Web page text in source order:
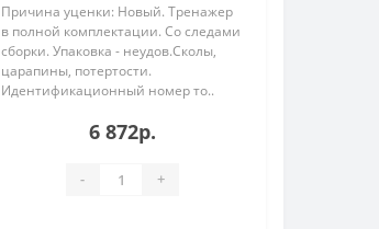
Причина уценки: Новый. Тренажер
в полной комплектации. Со следами
сборки. Упаковка - неудов.Сколы,
царапины, потертости.
Идентификационный номер то..
6 872р.
- +